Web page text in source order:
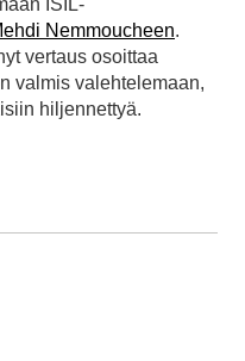
ISIL-
Nemmoucheen.
vertaus osoittaa
valmis valehtelemaan,
hiljennettyä.